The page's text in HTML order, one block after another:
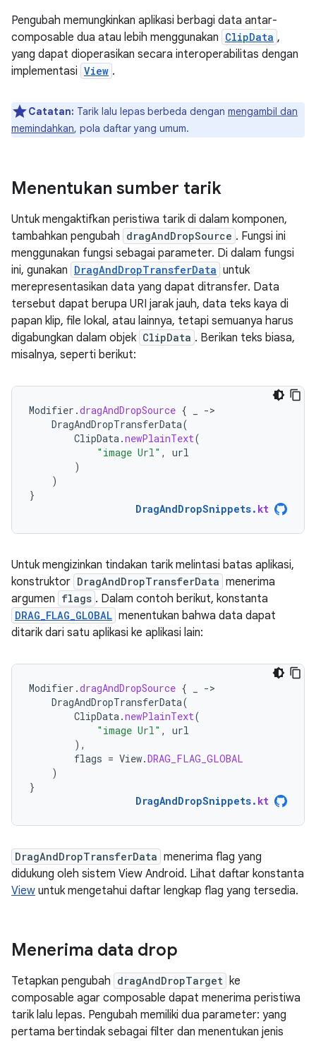
Pengubah memungkinkan aplikasi berbagi data antar-
composable dua atau lebih menggunakan ClipData ,
yang dapat dioperasikan secara interoperabilitas dengan
implementasi View .
Catatan: Tarik lalu lepas berbeda dengan mengambil dan
memindahkan, pola daftar yang umum.
Menentukan sumber tarik
Untuk mengaktifkan peristiwa tarik di dalam komponen,
tambahkan pengubah dragAndDropSource . Fungsi ini
menggunakan fungsi sebagai parameter. Di dalam fungsi
ini, gunakan DragAndDropTransferData untuk
merepresentasikan data yang dapat ditransfer. Data
tersebut dapat berupa URI jarak jauh, data teks kaya di
papan klip, file lokal, atau lainnya, tetapi semuanya harus
digabungkan dalam objek ClipData . Berikan teks biasa,
misalnya, seperti berikut:
Modifier .dragAndDropSource { -
DragAndDropTransferData(
ClipData.newPlainText(
"image Url" ,
url
)
)
}
DragAndDropSnippets. kt
Untuk mengizinkan tindakan tarik melintasi batas aplikasi,
konstruktor DragAndDropTransferData menerima
argumen flags . Dalam contoh berikut, konstanta
DRAG_FLAG_GLOBAL menentukan bahwa data dapat
ditarik dari satu aplikasi ke aplikasi lain:
Modifier .dragAndDropSource { -
DragAndDropTransferData(
ClipData.newPlainText(
"image Url" ,
url
),
flags = View.DRAG_FLAG_GLOBAL
)
}
DragAndDropSnippets. kt
DragAndDropTransferData menerima flag yang
didukung oleh sistem View Android. Lihat daftar konstanta
View untuk mengetahui daftar lengkap flag yang tersedia.
Menerima data drop
Tetapkan pengubah dragAndDropTarget ke
composable agar composable dapat menerima peristiwa
tarik lalu lepas. Pengubah memiliki dua parameter: yang
pertama bertindak sebagai filter dan menentukan jenis